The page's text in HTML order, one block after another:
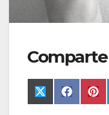
Compartir
en
X
(
Compartir
en
F
a
en
P
i